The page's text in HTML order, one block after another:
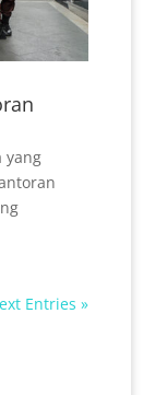
yang
Entries »